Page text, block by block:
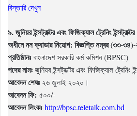
বিস্তারি দেখুন
৯. জুনিয়র ইন্সট্রাক্টর এবং ফিজিক্যাল ট্রেনিং
অধীনে নন ক্যাডার নিয়োগ: বিজ্ঞপ্তি নম্বর (৩৩-
প্রতিষ্ঠানঃবাংলাদেশ সরকারি কর্ম কমিশন (BPSC)
পদের নামঃজুনিয়র ইন্সট্রাক্টর এবং ফিজিক্যাল ট্রেনিং
আবেদন শেষঃ২৬ জুলাই ২০২০।
আবেদন ফি: ৫০০/-
আবেদন লিংকঃ http://bpsc.teletalk.com.bd